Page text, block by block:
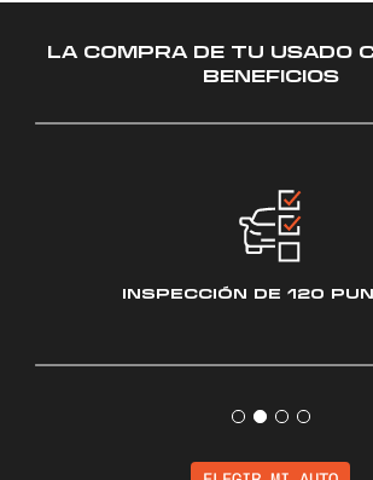
LA COMPRA DE TU USADO
BENEFICIOS
INSPECCIÓN DE 120